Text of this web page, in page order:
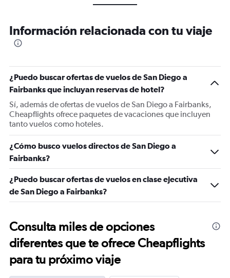
Información relacionada con tu viaje
¿Puedo buscar ofertas de vuelos de San Diego a
Fairbanks que incluyan reservas de hotel?
Sí, además de ofertas de vuelos de San Diego a Fairbanks,
Cheapflights ofrece paquetes de vacaciones que incluyen
tanto vuelos como hoteles.
¿Cómo busco vuelos directos de San Diego a
Fairbanks?
¿Puedo buscar ofertas de vuelos en clase ejecutiva
de San Diego a Fairbanks?
Consulta miles de opciones
diferentes que te ofrece Cheapflights
para tu próximo viaje